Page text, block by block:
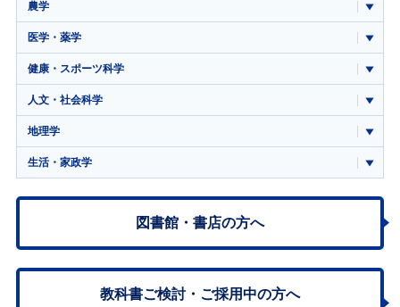
農学
医学・薬学
健康・スポーツ科学
人文・社会科学
地理学
生活・家政学
図書館・書店の方へ
教科書ご検討・ ご採用中の方へ